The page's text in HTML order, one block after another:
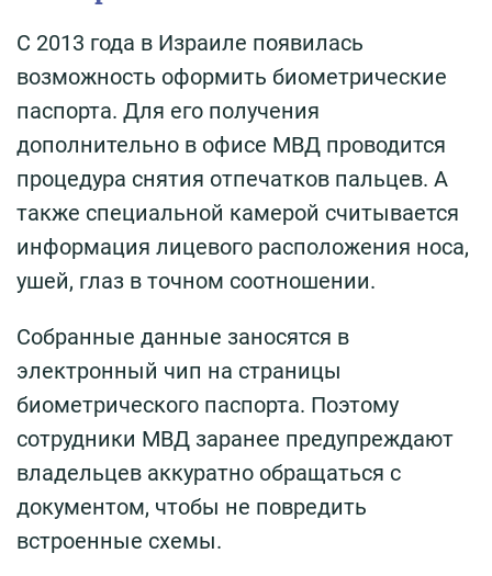
С 2013 года в Израиле появилась
возможность оформить биометрические
паспорта. Для его получения
дополнительно в офисе МВД проводится
процедура снятия отпечатков пальцев. А
также специальной камерой считывается
информация лицевого расположения носа,
ушей, глаз в точном соотношении.
Собранные данные заносятся в
электронный чип на страницы
биометрического паспорта. Поэтому
сотрудники МВД заранее предупреждают
владельцев аккуратно обращаться с
документом, чтобы не повредить
встроенные схемы.